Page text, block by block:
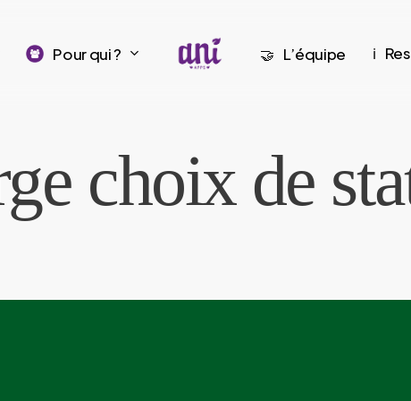
Pour qui ? 🤝 L’équipe ℹ️
choix de